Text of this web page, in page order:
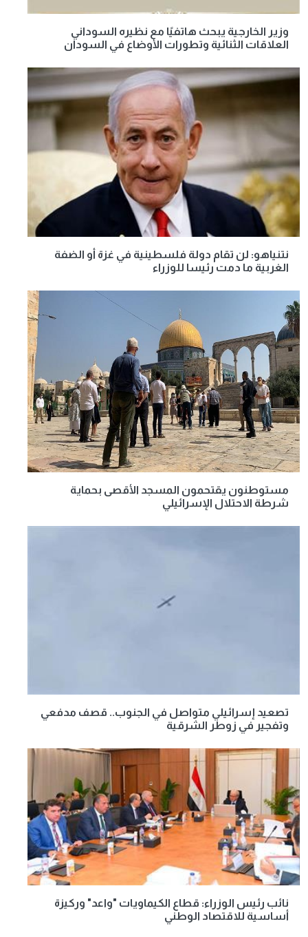
وزير الخارجية يبحث هاتفيًا مع نظيره السوداني
العلاقات الثنائية وتطورات الأوضاع في السودان
نتنياهو: لن تقام دولة فلسطينية في غزة أو الضفة
الغربية ما دمت رئيسا للوزراء
مستوطنون يقتحمون المسجد الأقصى بحماية
شرطة الاحتلال الإسرائيلي
تصعيد إسرائيلي متواصل في الجنوب.. قصف مدفعي
وتفجير في زوطر الشرقية
نائب رئيس الوزراء: قطاع الكيماويات "واعد" وركيزة
أساسية للاقتصاد الوطني